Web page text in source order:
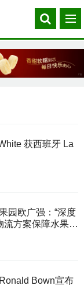
Search
our
菜
单
获西班牙 La
园欧广强：“深度
流方案保障水果供
Bown宣布